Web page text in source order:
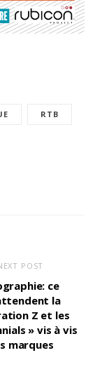
RTB
POST
ce
la
Z et les
» vis à vis
marques